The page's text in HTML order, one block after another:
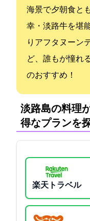
海景で夕朝食と
幸・淡路牛を堪
りアフタヌーン
ど、誰もが憧れ
のおすすめ！
淡路島の料理
得なプランを
楽天トラベル